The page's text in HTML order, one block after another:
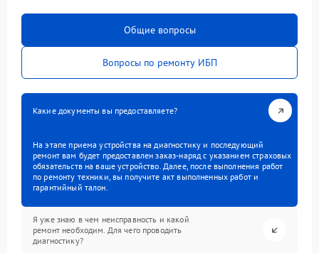
Общие вопросы
Вопросы по ремонту ИБП
Какие документы вы предоставляете?
На этапе приема устройства на диагностику и последующий
ремонт вам будет предоставлен заказ-наряд с указанием страховых
обязательств на ваше устройство. Далее, после выполнения работ
по ремонту техники, вы получите акт выполненных работ и
гарантийный талон.
Я уже знаю в чем неисправность и какой
ремонт необходим. Для чего проводить
диагностику?